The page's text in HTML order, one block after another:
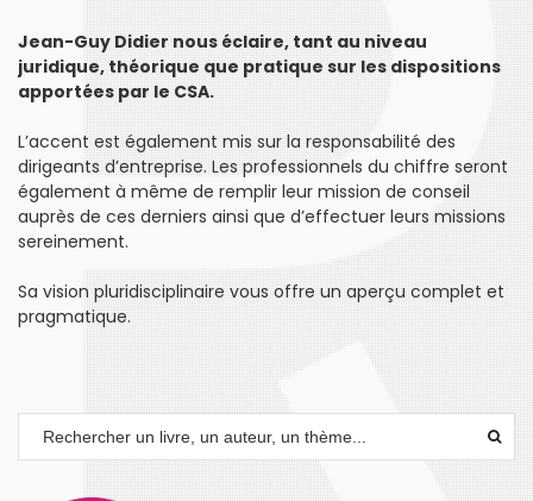
Jean-Guy Didier nous éclaire, tant au niveau
juridique, théorique que pratique sur les dispositions
apportées par le CSA.
L’accent est également mis sur la responsabilité des
dirigeants d’entreprise. Les professionnels du chiffre seront
également à même de remplir leur mission de conseil
auprès de ces derniers ainsi que d’effectuer leurs missions
sereinement.
Sa vision pluridisciplinaire vous offre un aperçu complet et
pragmatique.